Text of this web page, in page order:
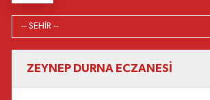
ZEYNEP DURNA ECZANESİ